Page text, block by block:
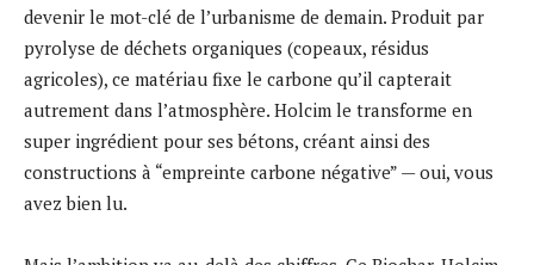
devenir le mot-clé de l’urbanisme de demain. Produit par
pyrolyse de déchets organiques (copeaux, résidus
agricoles), ce matériau fixe le carbone qu’il capterait
autrement dans l’atmosphère. Holcim le transforme en
super ingrédient pour ses bétons, créant ainsi des
constructions à “empreinte carbone négative” — oui, vous
avez bien lu.